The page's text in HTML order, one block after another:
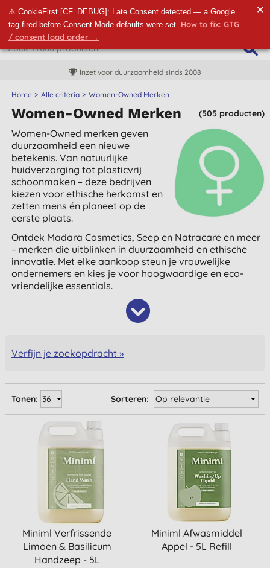
⚠ CookieFirst [CF_DEBUG]: Late Consent detected — a Google
tag fired before Consent Mode defaults were set. How to fix: GTG
/ consent load order →
✕
Inzet voor duurzaamheid sinds 2008
Home Alle criteria Women-Owned Merken
(505 producten)
Women-Owned Merken
Women-Owned merken geven
duurzaamheid een nieuwe
betekenis. Van natuurlijke
huidverzorging tot plasticvrij
schoonmaken – deze bedrijven
kiezen voor ethische herkomst en
zetten mens én planeet op de
eerste plaats.
Ontdek Madara Cosmetics, Seep en Natracare en meer
– merken die uitblinken in duurzaamheid en ethische
innovatie. Met elke aankoop steun je vrouwelijke
ondernemers en kies je voor hoogwaardige en eco-
vriendelijke essentials.
Verfijn je zoekopdracht »
Sorteren:
Tonen:
Miniml Verfrissende
Limoen & Basilicum
Handzeep - 5L
Miniml Afwasmiddel
Appel - 5L Refill